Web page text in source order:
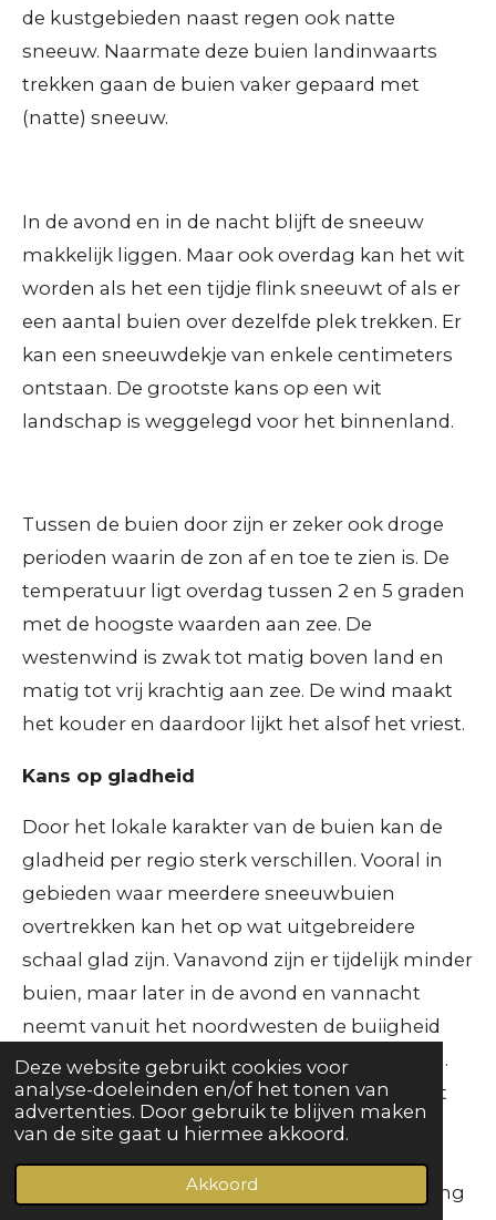
Deze website gebruikt cookies voor
analyse-doeleinden en/of het tonen van
advertenties. Door gebruik te blijven maken
van de site gaat u hiermee akkoord.
Akkoord
de kustgebieden naast regen ook natte
sneeuw. Naarmate deze buien landinwaarts
trekken gaan de buien vaker gepaard met
(natte) sneeuw.
In de avond en in de nacht blijft de sneeuw
makkelijk liggen. Maar ook overdag kan het wit
worden als het een tijdje flink sneeuwt of als er
een aantal buien over dezelfde plek trekken. Er
kan een sneeuwdekje van enkele centimeters
ontstaan. De grootste kans op een wit
landschap is weggelegd voor het binnenland.
Tussen de buien door zijn er zeker ook droge
perioden waarin de zon af en toe te zien is. De
temperatuur ligt overdag tussen 2 en 5 graden
met de hoogste waarden aan zee. De
westenwind is zwak tot matig boven land en
matig tot vrij krachtig aan zee. De wind maakt
het kouder en daardoor lijkt het alsof het vriest.
Kans op gladheid
Door het lokale karakter van de buien kan de
gladheid per regio sterk verschillen. Vooral in
gebieden waar meerdere sneeuwbuien
overtrekken kan het op wat uitgebreidere
schaal glad zijn. Vanavond zijn er tijdelijk minder
buien, maar later in de avond en vannacht
neemt vanuit het noordwesten de buiigheid
toe en kunnen we vaker sneeuw verwachten.
De temperatuur daalt in de kustgebieden tot
rond of net boven het vriespunt. In het
binnenland gaat het een graadje vriezen
waardoor het glad kan worden door bevriezing